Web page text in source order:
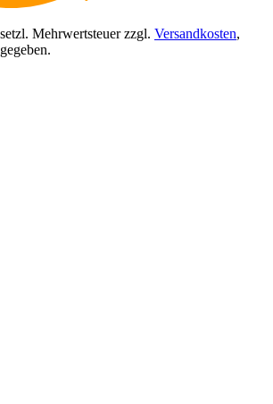
Mehrwertsteuer zzgl. Versandkosten,